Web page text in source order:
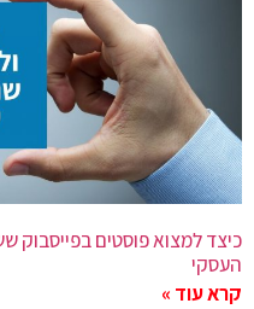
כיצד למצוא פוסטים בפייסבוק
העסקי
קרא עוד »